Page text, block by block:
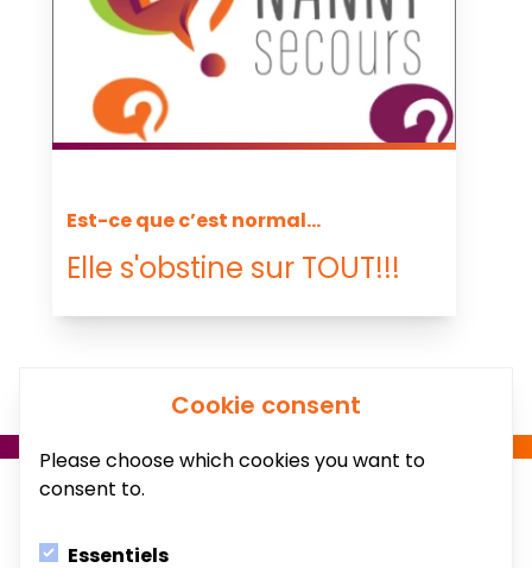
Est-ce que c’est normal...
Elle s'obstine sur TOUT!!!
Cookie consent
Please choose which cookies you want to
consent to.
Essentiels